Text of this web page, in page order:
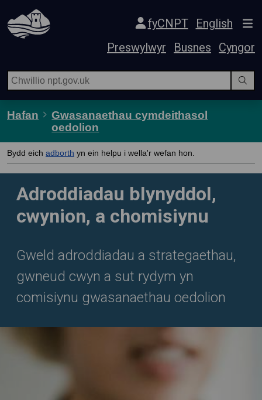
Hepgor gwe-lywio
fyCNPT
English
Preswylwyr
Busnes Cyngor
Hafan
Gwasanaethau cymdeithasol
oedolion
Bydd eich adborth yn ein helpu i wella'r wefan hon.
Adroddiadau blynyddol,
cwynion, a chomisiynu
Gweld adroddiadau a strategaethau,
gwneud cwyn a sut rydym yn
comisiynu gwasanaethau oedolion